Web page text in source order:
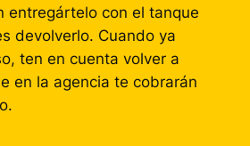
entregártelo con el tanque
devolverlo. Cuando ya
ten en cuenta volver a
en la agencia te cobrarán